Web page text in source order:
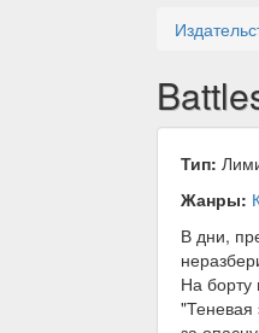
Тип:
Жанры:
В дни,
На борту
"Теневая